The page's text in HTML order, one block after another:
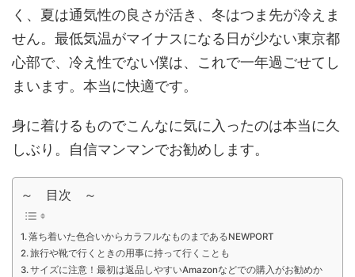
く、夏は通気性の良さが活き、冬はつま先が冷えま
せん。最低気温がマイナスになる日が少ない東京都
心部で、冷え性でない僕は、これで一年過ごせてし
まいます。本当に快適です。
身に着けるものでこんなに気に入ったのは本当に久
しぶり。自信マンマンでお勧めします。
～ 目次 ～
落ち着いた色合いからカラフルなものまであるNEWPORT
旅行や靴で行くときの用事に持って行くことも
サイズに注意！最初は返品しやすいAmazonなどでの購入がお勧めか